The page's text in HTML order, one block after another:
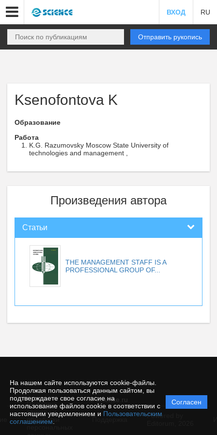
На нашем сайте используются cookie-файлы.
Продолжая пользоваться данным сайтом, вы
подтверждаете свое согласие на
использование файлов cookie в соответствии с
настоящим уведомлением и Пользовательским
соглашением
Согласен
ВХОД RU
Отправить рукопись
Ksenofontova K
Образование
Работа
K.G. Razumovsky Moscow State University of
technologies and management ,
Произведения автора
Статьи
THE MANAGEMENT STAFF IS A
PROFESSIONAL GROUP OF...
© ecience.ru
Политика
защиты и
обработки
Powered by